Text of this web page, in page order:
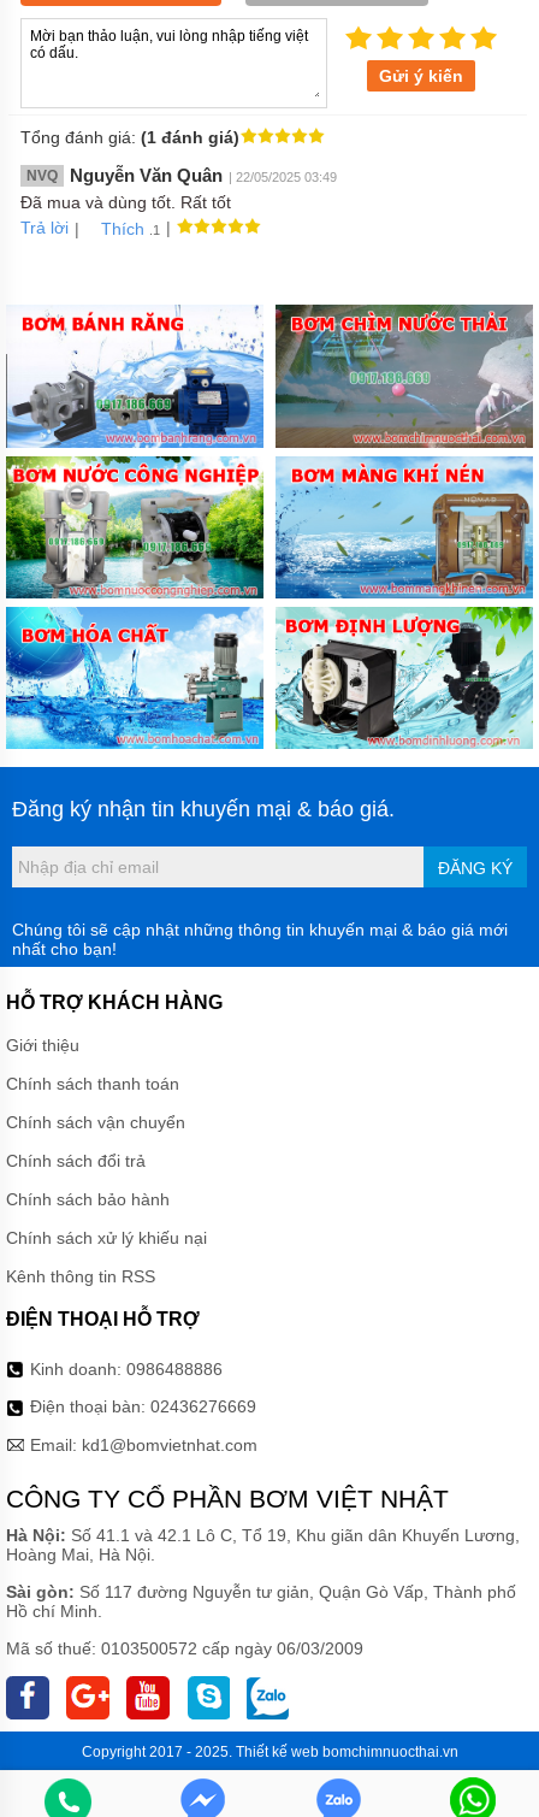
Gửi ý kiến
Tổng đánh giá: (1 đánh giá)
NVQ Nguyễn Văn Quân | 22/05/2025 03:49
Đã mua và dùng tốt. Rất tốt
Trả lời | Thích .1 |
Đăng ký nhận tin khuyến mại & báo giá.
ĐĂNG KÝ
Chúng tôi sẽ cập nhật những thông tin khuyến mại & báo giá mới
nhất cho bạn!
HỖ TRỢ KHÁCH HÀNG
Giới thiệu
Chính sách thanh toán
Chính sách vận chuyển
Chính sách đổi trả
Chính sách bảo hành
Chính sách xử lý khiếu nại
Kênh thông tin RSS
ĐIỆN THOẠI HỖ TRỢ
Kinh doanh: 0986488886
Điện thoại bàn: 02436276669
Email: kd1@bomvietnhat.com
CÔNG TY CỔ PHẦN BƠM VIỆT NHẬT
Hà Nội: Số 41.1 và 42.1 Lô C, Tổ 19, Khu giãn dân Khuyến Lương,
Hoàng Mai, Hà Nội.
Sài gòn: Số 117 đường Nguyễn tư giản, Quận Gò Vấp, Thành phố
Hồ chí Minh.
Mã số thuế: 0103500572 cấp ngày 06/03/2009
Copyright 2017 - 2025. Thiết kế webbomchimnuocthai.vn